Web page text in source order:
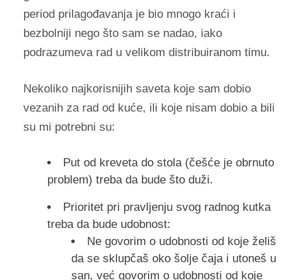
period prilagođavanja je bio mnogo kraći i
bezbolniji nego što sam se nadao, iako
podrazumeva rad u velikom distribuiranom timu.
Nekoliko najkorisnijih saveta koje sam dobio
vezanih za rad od kuće, ili koje nisam dobio a bili
su mi potrebni su:
Put od kreveta do stola (češće je obrnuto
problem) treba da bude što duži.
Prioritet pri pravljenju svog radnog kutka
treba da bude udobnost:
Ne govorim o udobnosti od koje želiš
da se sklupčaš oko šolje čaja i utoneš u
san, već govorim o udobnosti od koje